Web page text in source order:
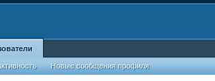
Новые сообщения профиля